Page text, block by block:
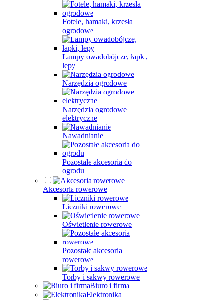
Fotele, hamaki, krzesła
ogrodowe
Lampy owadobójcze, łapki,
lepy
Narzędzia ogrodowe
Narzędzia ogrodowe
elektryczne
Nawadnianie
Pozostałe akcesoria do
ogrodu
Akcesoria rowerowe
Liczniki rowerowe
Oświetlenie rowerowe
Pozostałe akcesoria
rowerowe
Torby i sakwy rowerowe
Biuro i firma
Elektronika